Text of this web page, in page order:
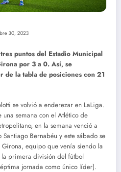
30, 2023
puntos del Estadio Municipal
por 3 a 0. Así, se
la tabla de posiciones con 21
se volvió a enderezar en LaLiga.
semana con el Atlético de
en la semana venció a
Santiago Bernabéu y este sábado se
equipo que venía siendo la
la primera división del fútbol
jornada como único líder).